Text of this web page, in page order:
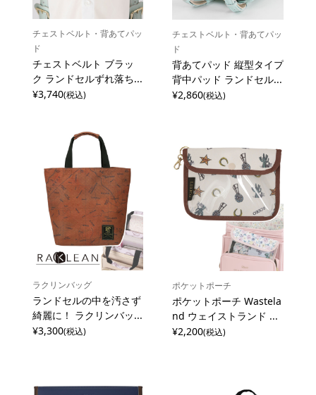
チェストベルト・背あてパッ
ド
チェストベルト ブラッ
ク ランドセルずれ落ち...
¥3,740(税込)
チェストベルト・背あてパッ
ド
背あてパッド 縦型タイプ
背中パッド ランドセル...
¥2,860(税込)
ラクリンバッグ
ランドセルの中を汚さず
綺麗に！ ラクリンバッ...
¥3,300(税込)
ポケットポーチ
ポケットポーチ Wastela
nd ウェイストランド ...
¥2,200(税込)